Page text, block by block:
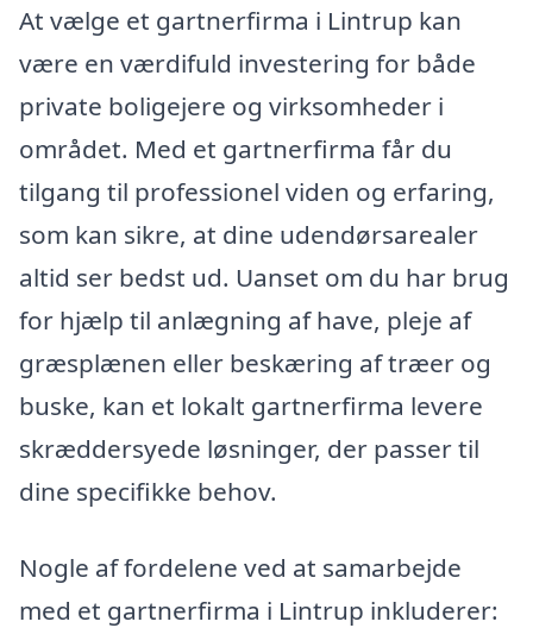
At vælge et gartnerfirma i Lintrup kan
være en værdifuld investering for både
private boligejere og virksomheder i
området. Med et gartnerfirma får du
tilgang til professionel viden og erfaring,
som kan sikre, at dine udendørsarealer
altid ser bedst ud. Uanset om du har brug
for hjælp til anlægning af have, pleje af
græsplænen eller beskæring af træer og
buske, kan et lokalt gartnerfirma levere
skræddersyede løsninger, der passer til
dine specifikke behov.
Nogle af fordelene ved at samarbejde
med et gartnerfirma i Lintrup inkluderer: